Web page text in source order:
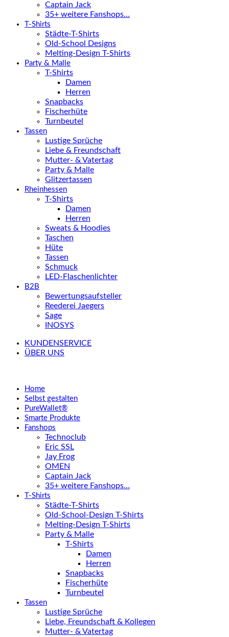
Captain Jack
35+ weitere Fanshops…
T-Shirts
Städte-T-Shirts
Old-School Designs
Melting-Design T-Shirts
Party & Malle
T-Shirts
Damen
Herren
Snapbacks
Fischerhüte
Turnbeutel
Tassen
Lustige Sprüche
Liebe & Freundschaft
Mutter- & Vatertag
Party & Malle
Glitzertassen
Rheinhessen
T-Shirts
Damen
Herren
Sweats & Hoodies
Taschen
Hüte
Tassen
Schmuck
LED-Flaschenlichter
B2B
Bewertungsaufsteller
Reederei Jaegers
Sage
INOSYS
KUNDENSERVICE
ÜBER UNS
Home
Selbst gestalten
PureWallet®
Smarte Produkte
Fanshops
Technoclub
Eric SSL
Jay Frog
OMEN
Captain Jack
35+ weitere Fanshops…
T-Shirts
Städte-T-Shirts
Old-School-Design T-Shirts
Melting-Design T-Shirts
Party & Malle
T-Shirts
Damen
Herren
Snapbacks
Fischerhüte
Turnbeutel
Tassen
Lustige Sprüche
Liebe, Freundschaft & Kollegen
Mutter- & Vatertag